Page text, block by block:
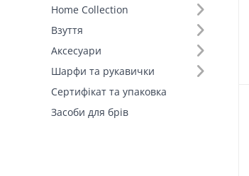
Home Collection
Взуття
Аксесуари
Шарфи та рукавички
Сертифікат та упаковка
Засоби для брів
Виробник (1)
FAMO, власне виробництво (15)